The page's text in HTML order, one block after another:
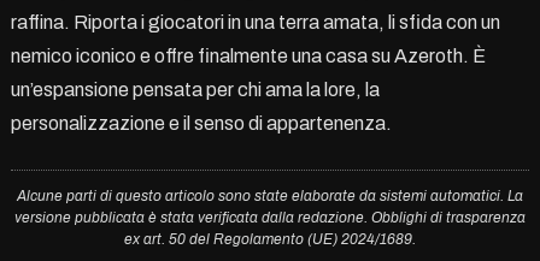
raffina. Riporta i giocatori in una terra amata, li sfida con un
nemico iconico e offre finalmente una casa su Azeroth. È
un’espansione pensata per chi ama la lore, la
personalizzazione e il senso di appartenenza.
Alcune parti di questo articolo sono state elaborate da sistemi automatici. La
versione pubblicata è stata verificata dalla redazione. Obblighi di trasparenza
ex art. 50 del Regolamento (UE) 2024/1689.